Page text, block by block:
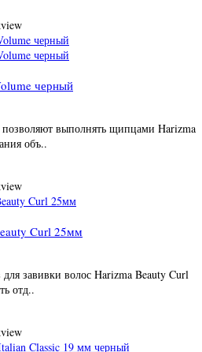
черный
выполнять щипцами Harizma
объ..
Curl 25мм
завивки волос Harizma Beauty Curl
отд..